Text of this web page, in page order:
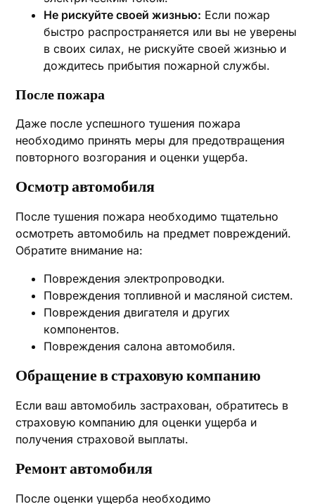
Не рискуйте своей жизнью: Если пожар
быстро распространяется или вы не уверены
в своих силах, не рискуйте своей жизнью и
дождитесь прибытия пожарной службы.
После пожара
Даже после успешного тушения пожара
необходимо принять меры для предотвращения
повторного возгорания и оценки ущерба.
Осмотр автомобиля
После тушения пожара необходимо тщательно
осмотреть автомобиль на предмет повреждений.
Обратите внимание на:
Повреждения электропроводки.
Повреждения топливной и масляной систем.
Повреждения двигателя и других
компонентов.
Повреждения салона автомобиля.
Обращение в страховую компанию
Если ваш автомобиль застрахован, обратитесь в
страховую компанию для оценки ущерба и
получения страховой выплаты.
Ремонт автомобиля
После оценки ущерба необходимо